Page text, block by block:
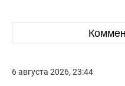
6 августа 2026, 23:44